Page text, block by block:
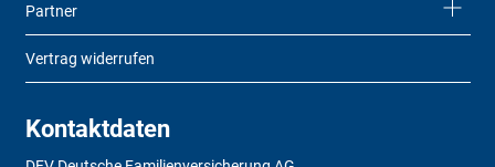
Partner
Vertrag widerrufen
Kontaktdaten